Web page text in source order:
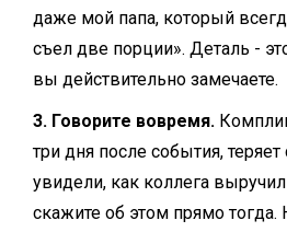
даже мой папа, который
съел две порции». Деталь -
вы действительно замечаете.
3. Говорите вовремя.
три дня после события,
увидели, как коллега
скажите об этом прямо тогда.